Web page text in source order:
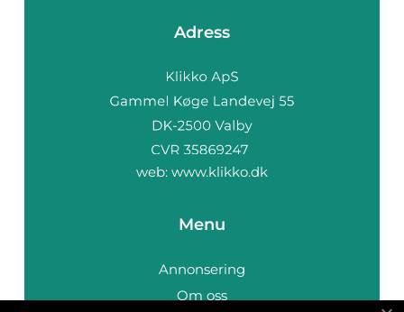
Adress
web: www.klikko.dk
Menu
Annonsering
Om oss